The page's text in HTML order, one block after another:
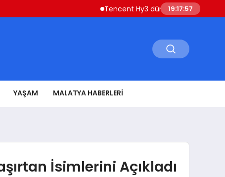
Tencent Hy3 dünya genelinde kullanıma
19:17:58
YAŞAM MALATYA HABERLERI
İsimlerini Açıkladı